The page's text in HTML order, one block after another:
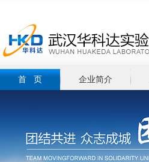
首 页 企业简介